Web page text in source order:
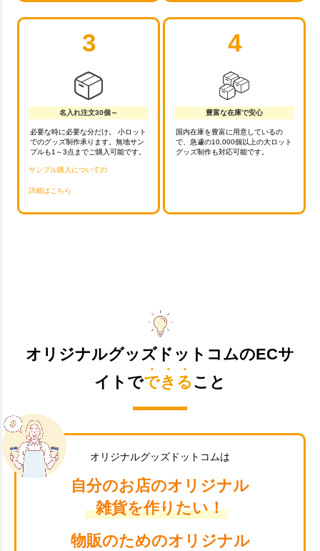
3
名入れ注文30個～
必要な時に必要な分だけ。 小ロット
でのグッズ制作承ります。無地サン
プルも1～3点までご購入可能です。
サンプル購入についての
詳細はこちら
4
豊富な在庫で安心
国内在庫を豊富に用意しているの
で、急遽の10,000個以上の大ロット
グッズ制作も対応可能です。
オリジナルグッズドットコムのECサ
イトでできる こと
オリジナルグッズドットコムは
自分のお店のオリジナル
雑貨を作りたい！
物販のためのオリジナル